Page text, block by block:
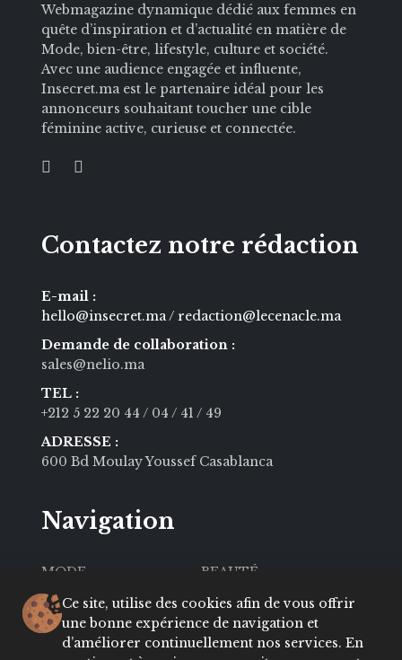
Ce site, utilise des cookies afin de vous offrir
une bonne expérience de navigation et
d’améliorer continuellement nos services. En
Webmagazine dynamique dédié aux femmes en
quête d’inspiration et d’actualité en matière de
Mode, bien-être, lifestyle, culture et société.
Avec une audience engagée et influente,
Insecret.ma est le partenaire idéal pour les
annonceurs souhaitant toucher une cible
féminine active, curieuse et connectée.
Contactez notre rédaction
E-mail :
hello@insecret.ma / redaction@lecenacle.ma
Demande de collaboration :
sales@nelio.ma
TEL :
+212 5 22 20 44 / 04 / 41 / 49
ADRESSE :
600 Bd Moulay Youssef Casablanca
Navigation
MODE
BEAUTÉ
SOCIÉTÉ
CULTURE
VIE PRIVÉE
LIFESTYLE